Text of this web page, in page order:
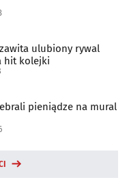
ulubiony rywal
hit kolejki
pieniądze na mural